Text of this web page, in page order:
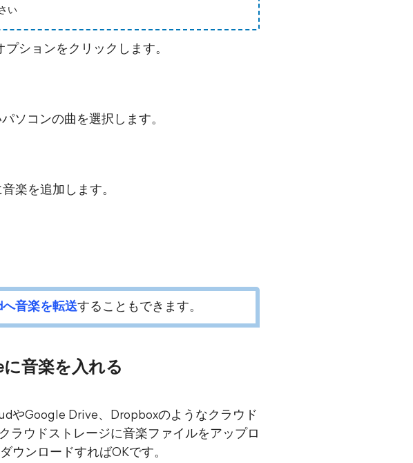
い
ションをクリックします。
ソコンの曲を選択します。
楽を追加します。
音楽を転送することもできます。
音楽を入れる
やGoogle Drive、Dropboxのようなクラウド
ラウドストレージに音楽ファイルをアップロ
ウンロードすればOKです。